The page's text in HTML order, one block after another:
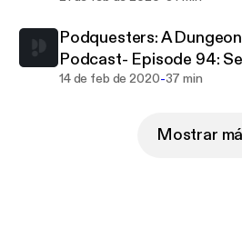
Podquesters: A
Podcast- Episode 94:
Knowledge
14 de feb de 2020-37 min
Mostrar